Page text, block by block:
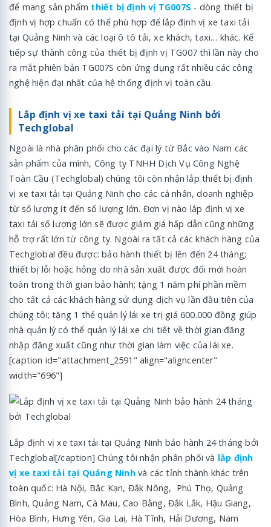
để mang sản phẩm thiết bị định vị TG007S - dòng thiết bị
định vị hợp chuẩn có thể phù hợp để lắp định vị xe taxi tải
tại Quảng Ninh và các loại ô tô tải, xe khách, taxi… khác. Kế
tiếp sự thành công của thiết bị định vị TG007 thì lần này cho
ra mắt phiên bản TG007S còn ứng dụng rất nhiều các công
nghệ hiện đại nhất của hệ thống định vị toàn cầu.
Lắp định vị xe taxi tải tại Quảng Ninh bởi
Techglobal
Ngoài là nhà phân phối cho các đại lý từ Bắc vào Nam các
sản phẩm của mình, Công ty TNHH Dịch Vụ Công Nghệ
Toàn Cầu (Techglobal) chúng tôi còn nhận lắp thiết bị định
vị xe taxi tải tại Quảng Ninh cho các cá nhân, doanh nghiệp
từ số lượng ít đến số lượng lớn. Đơn vị nào lắp định vị xe
taxi tải số lượng lớn sẽ được giảm giá hấp dẫn cũng những
hỗ trợ rất lớn từ công ty. Ngoài ra tất cả các khách hàng của
Techglobal đều được: bảo hành thiết bị lên đến 24 tháng;
thiết bị lỗi hoặc hỏng do nhà sản xuất được đổi mới hoàn
toàn trong thời gian bảo hành; tặng 1 năm phí phần mềm
cho tất cả các khách hàng sử dụng dịch vụ lần đầu tiên của
chúng tôi; tặng 1 thẻ quản lý lái xe trị giá 600.000 đồng giúp
nhà quản lý có thể quản lý lái xe chi tiết về thời gian đăng
nhập đăng xuất cũng như thời gian làm việc của lái xe.
[caption id="attachment_2591" align="aligncenter"
width="696"]
Lắp định vị xe taxi tải tại Quảng Ninh bảo hành 24 tháng bởi
Techglobal[/caption] Chúng tôi nhận phân phối và lắp định
vị xe taxi tải tại Quảng Ninhvà các tỉnh thành khác trên
toàn quốc: Hà Nội, Bắc Kạn, Đắk Nông, Phú Thọ, Quảng
Bình, Quảng Nam, Cà Mau, Cao Bằng, Đắk Lắk, Hậu Giang,
Hòa Bình, Hưng Yên, Gia Lai, Hà Tĩnh, Hải Dương, Nam